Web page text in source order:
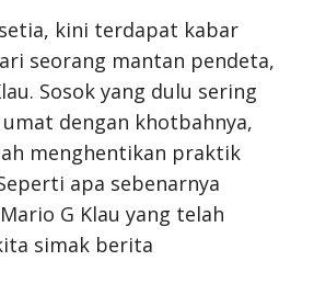
kini terdapat kabar
seorang mantan pendeta,
Sosok yang dulu sering
dengan khotbahnya,
menghentikan praktik
apa sebenarnya
G Klau yang telah
simak berita